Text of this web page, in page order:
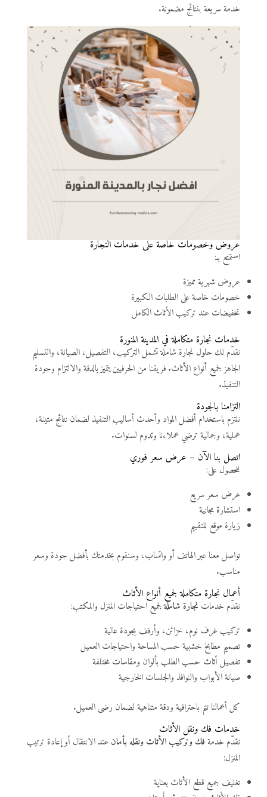
خدمة سريعة بنتائج مضمونة.
عروض وخصومات خاصة على خدمات النجارة
استمتع بـ:
عروض شهرية مميزة
خصومات خاصة على الطلبات الكبيرة
تخفيضات عند تركيب الأثاث الكامل
خدمات نجارة متكاملة في المدينة المنورة
نقدّم لك حلول نجارة شاملة تشمل التركيب، التفصيل، الصيانة، والتسليم
الجاهز لجميع أنواع الأثاث. فريقنا من الحرفيين يتميز بالدقة والالتزام وجودة
التنفيذ.
التزامنا بالجودة
نلتزم باستخدام أفضل المواد وأحدث أساليب التنفيذ لضمان نتائج متينة،
عملية، وجمالية ترضي عملاءنا وتدوم لسنوات.
اتصل بنا الآن – عرض سعر فوري
للحصول على:
عرض سعر سريع
استشارة مجانية
زيارة موقع للتقييم
تواصل معنا عبر الهاتف أو واتساب، وسنقوم بخدمتك بأفضل جودة وسعر
مناسب.
أعمال نجارة متكاملة لجميع أنواع الأثاث
نقدّم خدمات نجارة شاملةلجميع احتياجات المنزل والمكتب:
تركيب غرف نوم، خزائن، وأرفف بجودة عالية
تصميم مطابخ خشبية حسب المساحة واحتياجات العميل
تفصيل أثاث حسب الطلب بألوان ومقاسات مختلفة
صيانة الأبواب والنوافذ والجلسات الخارجية
كل أعمالنا تتم باحترافية ودقة متناهية لضمان رضى العميل.
خدمات فك ونقل الأثاث
نقدّم خدمةفك وتركيب الأثاث ونقله بأمان عند الانتقال أو إعادة ترتيب
المنزل:
تغليف جميع قطع الأثاث بعناية